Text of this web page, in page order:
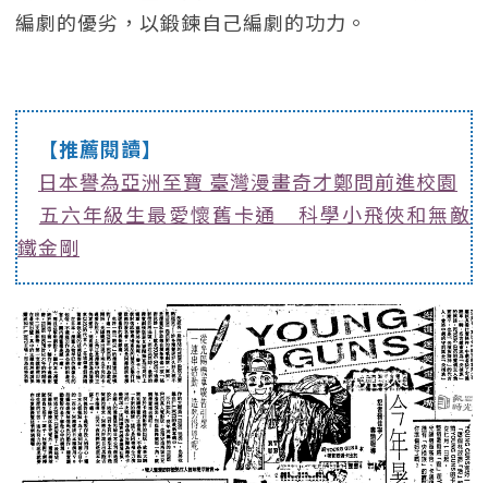
編劇的優劣，以鍛鍊自己編劇的功力。
【推薦閱讀】
日本譽為亞洲至寶 臺灣漫畫奇才鄭問前進校園
五六年級生最愛懷舊卡通 科學小飛俠和無敵
鐵金剛